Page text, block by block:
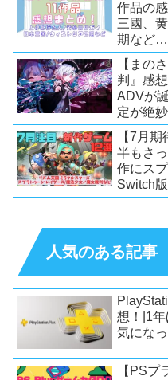
作品の
三國、
期など
い！？
【まの
判』感
ADVが
定が絶
ステリ
【7月
半もさ
作にス
Switch
人気のある記事
想！|1年
気にな
【PSプ